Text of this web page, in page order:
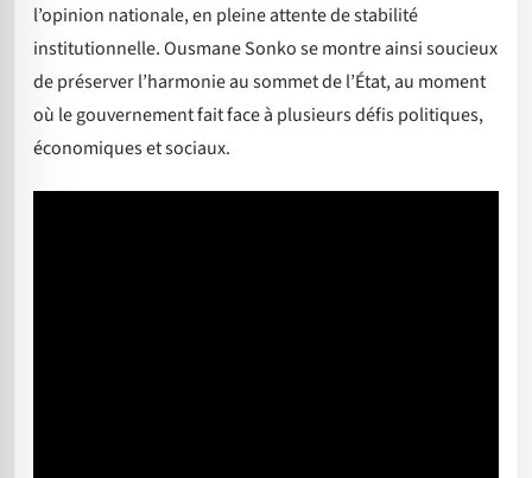
l’opinion nationale, en pleine attente de stabilité
institutionnelle. Ousmane Sonko se montre ainsi soucieux
de préserver l’harmonie au sommet de l’État, au moment
où le gouvernement fait face à plusieurs défis politiques,
économiques et sociaux.